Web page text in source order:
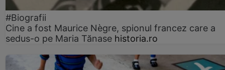
#Biografii
Cine a fost Maurice Nègre, spionul francez care a
sedus-o pe Maria Tănase historia.ro